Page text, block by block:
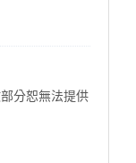
分恕無法提供